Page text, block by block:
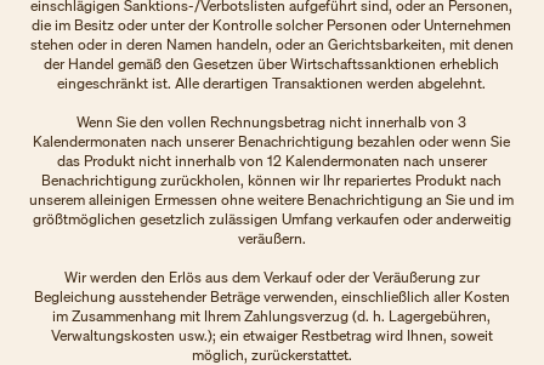
einschlägigen Sanktions-/Verbotslisten aufgeführt sind, oder an Personen,
die im Besitz oder unter der Kontrolle solcher Personen oder Unternehmen
stehen oder in deren Namen handeln, oder an Gerichtsbarkeiten, mit denen
der Handel gemäß den Gesetzen über Wirtschaftssanktionen erheblich
eingeschränkt ist. Alle derartigen Transaktionen werden abgelehnt.
Wenn Sie den vollen Rechnungsbetrag nicht innerhalb von 3
Kalendermonaten nach unserer Benachrichtigung bezahlen oder wenn Sie
das Produkt nicht innerhalb von 12 Kalendermonaten nach unserer
Benachrichtigung zurückholen, können wir Ihr repariertes Produkt nach
unserem alleinigen Ermessen ohne weitere Benachrichtigung an Sie und im
größtmöglichen gesetzlich zulässigen Umfang verkaufen oder anderweitig
veräußern.
Wir werden den Erlös aus dem Verkauf oder der Veräußerung zur
Begleichung ausstehender Beträge verwenden, einschließlich aller Kosten
im Zusammenhang mit Ihrem Zahlungsverzug (d. h. Lagergebühren,
Verwaltungskosten usw.); ein etwaiger Restbetrag wird Ihnen, soweit
möglich, zurückerstattet.